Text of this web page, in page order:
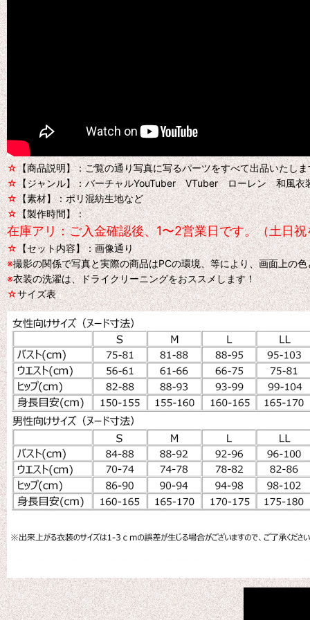
☆【商品説明】：ご覧の通り写真に写るパーツをすべて出品いたし
☆【ジャンル】：バーチャルYouTuber VTuber ローレン 和風衣
☆【素材】：ポリ混紡生地など
☆【製作時間】：
在庫アリ：ご入金確認後、1〜2営業日です。（土日
☆【セット内容】：画像通り
※撮影の関係で写真と実際の商品はPCの環境、等により、画面上の
※衣装の洗濯は、ドライクリーニングをおススメします！
☆サイズ表